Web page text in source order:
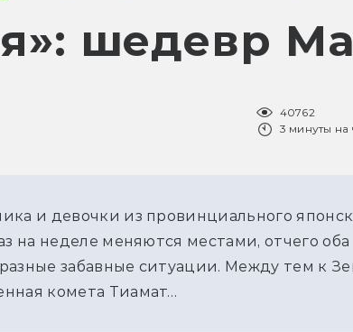
шедевр
40762
3 минуты на
и девочки из провинциального
на неделе меняются местами, отчего оба
забавные ситуации. Между тем к
комета Тиамат…